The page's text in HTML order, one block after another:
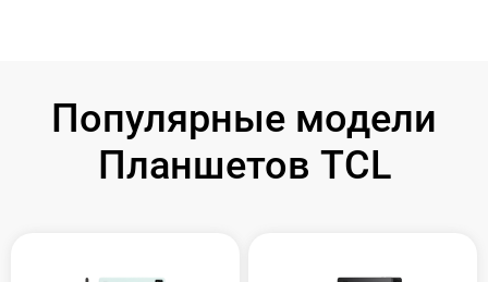
Популярные модели
Планшетов TCL